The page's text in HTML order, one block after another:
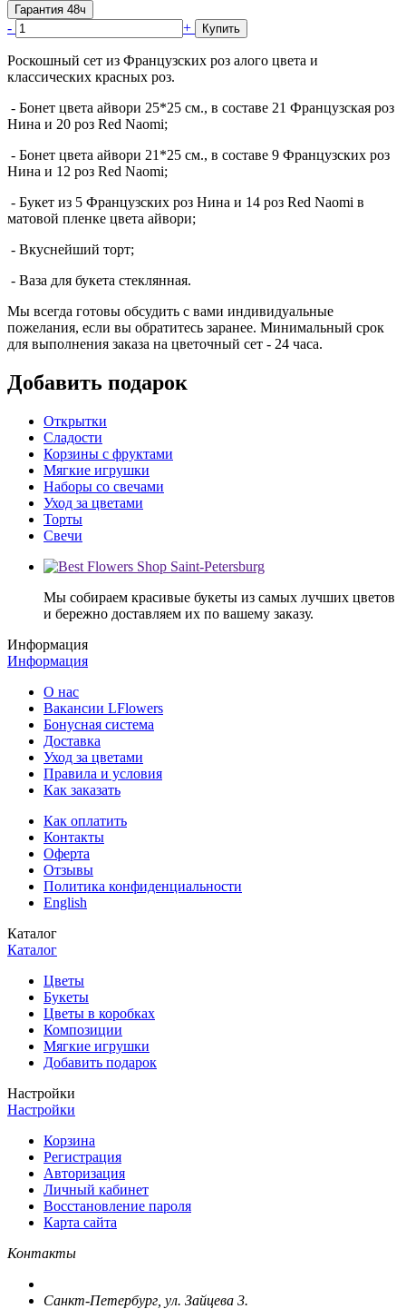
Гарантия 48ч
- + Купить
Роскошный сет из Французских роз алого цвета и
классических красных роз.
- Бонет цвета айвори 25*25 см., в составе 21 Французская роз
Нина и 20 роз Red Naomi;
- Бонет цвета айвори 21*25 см., в составе 9 Французских роз
Нина и 12 роз Red Naomi;
- Букет из 5 Французских роз Нина и 14 роз Red Naomi в
матовой пленке цвета айвори;
- Вкуснейший торт;
- Ваза для букета стеклянная.
Мы всегда готовы обсудить с вами индивидуальные
пожелания, если вы обратитесь заранее. Минимальный срок
для выполнения заказа на цветочный сет - 24 часа.
Добавить подарок
Открытки
Сладости
Корзины с фруктами
Мягкие игрушки
Наборы со свечами
Уход за цветами
Торты
Свечи
Мы собираем красивые букеты из самых лучших цветов
и бережно доставляем их по вашему заказу.
Информация
Информация
О нас
Вакансии LFlowers
Бонусная система
Доставка
Уход за цветами
Правила и условия
Как заказать
Как оплатить
Контакты
Оферта
Отзывы
Политика конфиденциальности
English
Каталог
Каталог
Цветы
Букеты
Цветы в коробках
Композиции
Мягкие игрушки
Добавить подарок
Настройки
Настройки
Корзина
Регистрация
Авторизация
Личный кабинет
Восстановление пароля
Карта сайта
Контакты
Санкт-Петербург, ул. Зайцева 3.